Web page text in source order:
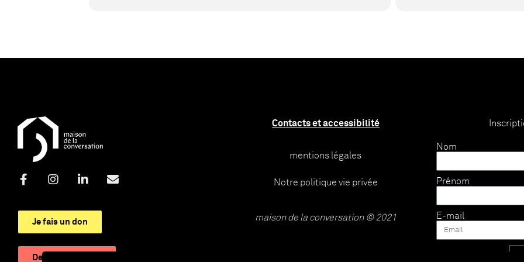
Je fais un don
Devenir adhérent
Contacts et accessibilité
mentions légales
Notre politique vie privée
maison de la conversation © 2021
Nom
Prénom
E-mail